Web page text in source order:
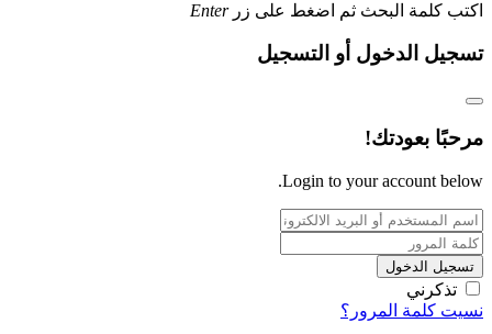
اكتب كلمة البحث ثم اضغط على زر Enter
تسجيل الدخول أو التسجيل
مرحبًا بعودتك!
Login to your account below.
تسجيل الدخول
تذكرني
نسيت كلمة المرور؟